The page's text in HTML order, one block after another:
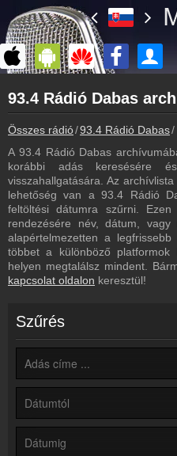
myonlineradio.hu
93.4 Rádió Dabas
Vissza a 93.4 Rádió Dabas
Bejelentkezés
Hozz létre saját fiókot!
Most szól
Tudd meg mi szólt eddig
Műsorújság
93.4 Rádió Dabas műsorai
Kapcsolat
Partnerek
Rádiós partnerek
Rádió beágyazás
Ágyazd be weboldaladba
Készítés lépésről lépésre
Összes rádió 93.4 Rádió Dabas
A 93.4 Rádió Dabas
korábbi adás keresésére
visszahallgatására. Az
lehetőség van a 93.4 Rádió
feltöltési dátumra szűrni.
rendezésére név, dátum, vagy
alapértelmezetten a
többet a különböző
helyen megtalálsz mindent.
kapcsolat oldalon keresztül!
Szűrés